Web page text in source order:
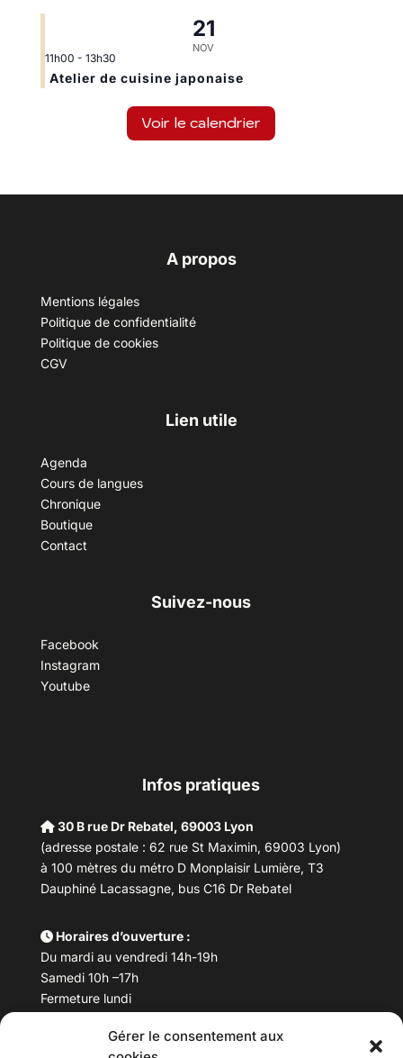
Gérer le consentement aux
21
NOV
11h00 - 13h30
Atelier de cuisine japonaise
Voir le calendrier
A propos
Mentions légales
Politique de confidentialité
Politique de cookies
CGV
Lien utile
Agenda
Cours de langues
Chronique
Boutique
Contact
Suivez-nous
Facebook
Instagram
Youtube
Infos pratiques
30 B rue Dr Rebatel, 69003 Lyon
(adresse postale : 62 rue St Maximin, 69003 Lyon)
à 100 mètres du métro D Monplaisir Lumière, T3
Dauphiné Lacassagne, bus C16 Dr Rebatel
Horaires d’ouverture :
Du mardi au vendredi 14h-19h
Samedi 10h –17h
Fermeture lundi
Téléphone : 04 78 53 06 40